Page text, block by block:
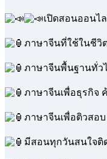
เปิดสอนออนไ
ภาษาจีนที่ใช้ในชีวิ
ภาษาจีนพื้นฐานทั่ว
ภาษาจีนเพื่อธุรกิจ
ภาษาจีนเพื่อติวสอบ
มีสอนทุกวันสนใจติ